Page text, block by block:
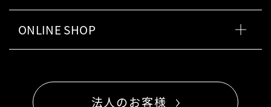
ONLINE SHOP
法人のお客様